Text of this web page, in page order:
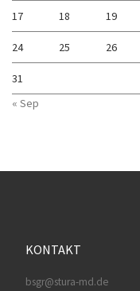
17 18 19
24 25 26
31
« Sep
KONTAKT
bsgr@stura-md.de